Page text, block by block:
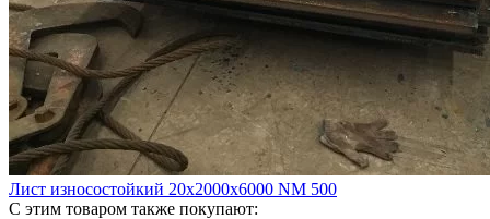
Лист износостойкий 20х2000х6000 NM 500
С этим товаром также покупают: